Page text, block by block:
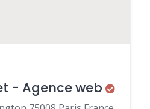
- Agence web